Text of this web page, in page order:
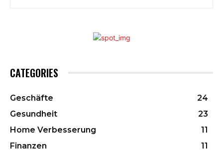
CATEGORIES
Geschäfte
24
Gesundheit
23
Home Verbesserung
11
Finanzen
11